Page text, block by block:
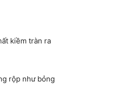
kiềm tràn ra
rộp như bỏng